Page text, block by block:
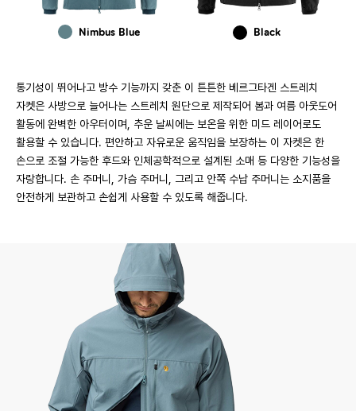
Nimbus Blue Black
통기성이 뛰어나고 방수 기능까지 갖춘 이 튼튼한 베르그타겐 스트레치
자켓은 사방으로 늘어나는 스트레치 원단으로 제작되어 봄과 여름 아웃도어
활동에 완벽한 아우터이며, 추운 날씨에는 보온을 위한 미드 레이어로도
활용할 수 있습니다. 편안하고 자유로운 움직임을 보장하는 이 자켓은 한
손으로 조절 가능한 후드와 인체공학적으로 설계된 소매 등 다양한 기능성을
자랑합니다. 손 주머니, 가슴 주머니, 그리고 안쪽 수납 주머니는 소지품을
안전하게 보관하고 손쉽게 사용할 수 있도록 해줍니다.